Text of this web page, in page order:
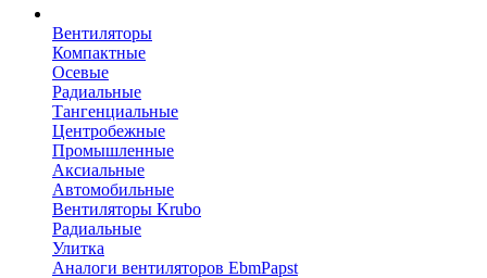
Вентиляторы
Компактные
Осевые
Радиальные
Тангенциальные
Центробежные
Промышленные
Аксиальные
Автомобильные
Вентиляторы Krubo
Радиальные
Улитка
Аналоги вентиляторов EbmPapst